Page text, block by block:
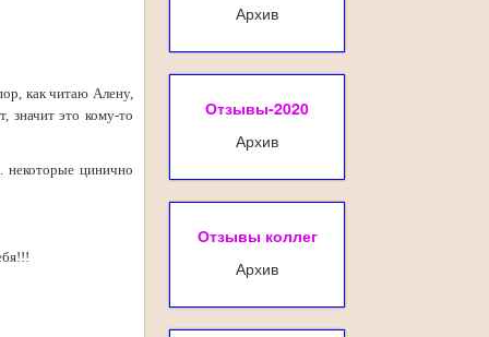
как читаю Алену,
значит это кому-то
некоторые цинично
Архив
Отзывы-2020
Архив
Отзывы коллег
Архив